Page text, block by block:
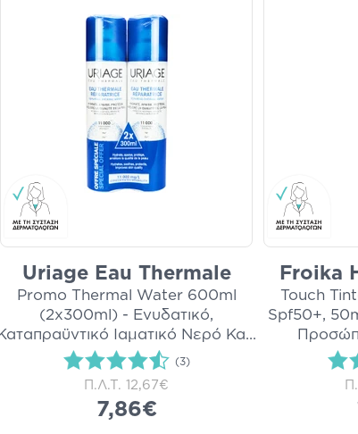
Uriage Eau Thermale
Promo Thermal Water 600ml
(2x300ml) - Ενυδατικό,
Καταπραϋντικό Ιαματικό Νερό Κα...
(3)
Π.Λ.Τ. 12,67€
7,86€
Froika
Touch
Spf50+,